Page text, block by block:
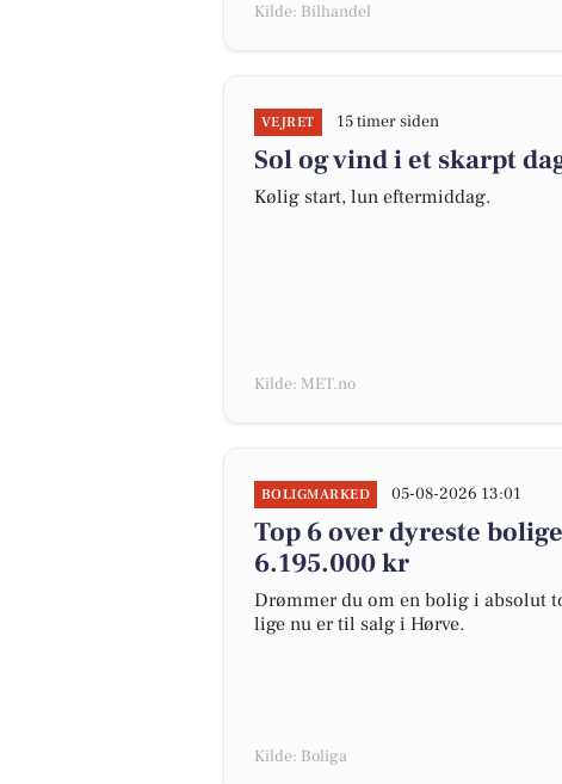
Kilde: Bilhandel
VEJRET 15 timer siden
Sol og vind i et skarpt
Kølig start, lun eftermiddag.
Kilde: MET.no
BOLIGMARKED 05-08-2026 13:01
Top 6 over dyreste
6.195.000 kr
Drømmer du om en bolig i absolut
lige nu er til salg i Hørve.
Kilde: Boliga